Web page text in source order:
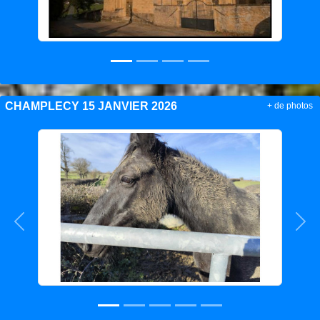
CHAMPLECY 15 JANVIER 2026
Précedent
+ de photos